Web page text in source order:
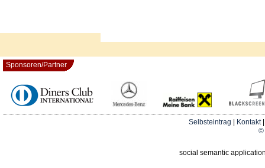
Sponsoren/Partner
Selbsteintrag Kontakt
©
social semantic